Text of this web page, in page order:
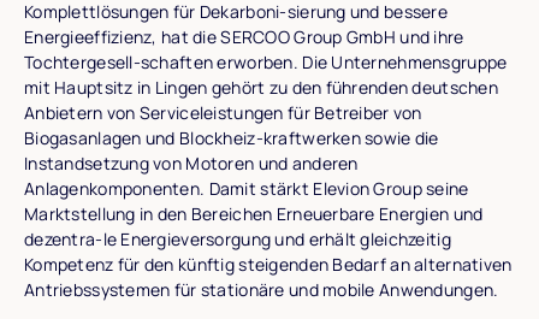
Komplettlösungen für Dekarboni-sierung und bessere
Energieeffizienz, hat die SERCOO Group GmbH und ihre
Tochtergesell-schaften erworben. Die Unternehmensgruppe
mit Hauptsitz in Lingen gehört zu den führenden deutschen
Anbietern von Serviceleistungen für Betreiber von
Biogasanlagen und Blockheiz-kraftwerken sowie die
Instandsetzung von Motoren und anderen
Anlagenkomponenten. Damit stärkt Elevion Group seine
Marktstellung in den Bereichen Erneuerbare Energien und
dezentra-le Energieversorgung und erhält gleichzeitig
Kompetenz für den künftig steigenden Bedarf an alternativen
Antriebssystemen für stationäre und mobile Anwendungen.